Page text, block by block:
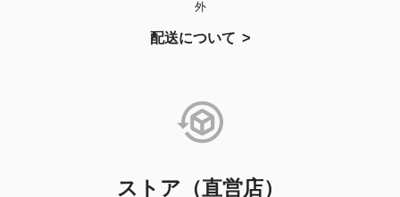
外
配送について
ストア（直営店）